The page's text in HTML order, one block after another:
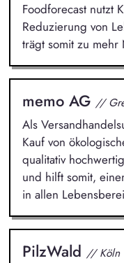
Foodforecast nutzt
Reduzierung von
trägt somit zu
memo AG //
Als
Kauf von
qualitativ
und hilft somit,
in allen
PilzWald // Köln